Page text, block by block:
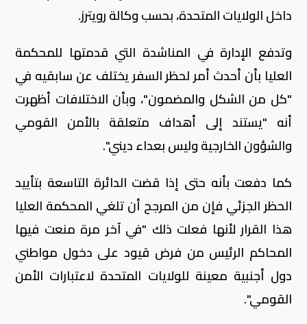
داخل الولايات المتحدة، بحسب وكالة رويترز.
وتدفع الإدارة في المناشدة التي قدمتها للمحكمة
العليا بأن أحدث أمر لحظر السفر يختلف عن سابقيه في
"كل من الشكل والمضمون"، وبأن الاختلافات أظهرت
أنه "يستند إلى أهداف متعلقة بالأمن القومي
والشؤون الخارجية وليس بعداء ديني".
كما دفعت بأنه حتى إذا قضت الدائرة التاسعة بتأييد
الحظر الجزئي فإن من المرجح أن تلغي المحكمة العليا
هذا القرار لأنها فعلت ذلك "في آخر مرة منعت فيها
المحاكم الرئيس من فرض قيود على دخول مواطني
دول أجنبية معينة للولايات المتحدة لاعتبارات الأمن
القومي".